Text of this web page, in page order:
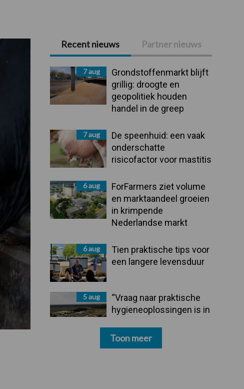
Primaire
Sidebar
Recent nieuws Partner nieuws
7 aug
Grondstoffenmarkt blijft
grillig: droogte en
geopolitiek houden
handel in de greep
7 aug
De speenhuid: een vaak
onderschatte
risicofactor voor mastitis
6 aug
ForFarmers ziet volume
en marktaandeel groeien
in krimpende
Nederlandse markt
6 aug
Tien praktische tips voor
een langere levensduur
5 aug
“Vraag naar praktische
hygieneoplossingen is in
Toon meer